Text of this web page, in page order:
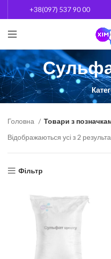
+38(097) 537 90 00
Головна
Товари з
Відображаються усі з 2
Фільтр